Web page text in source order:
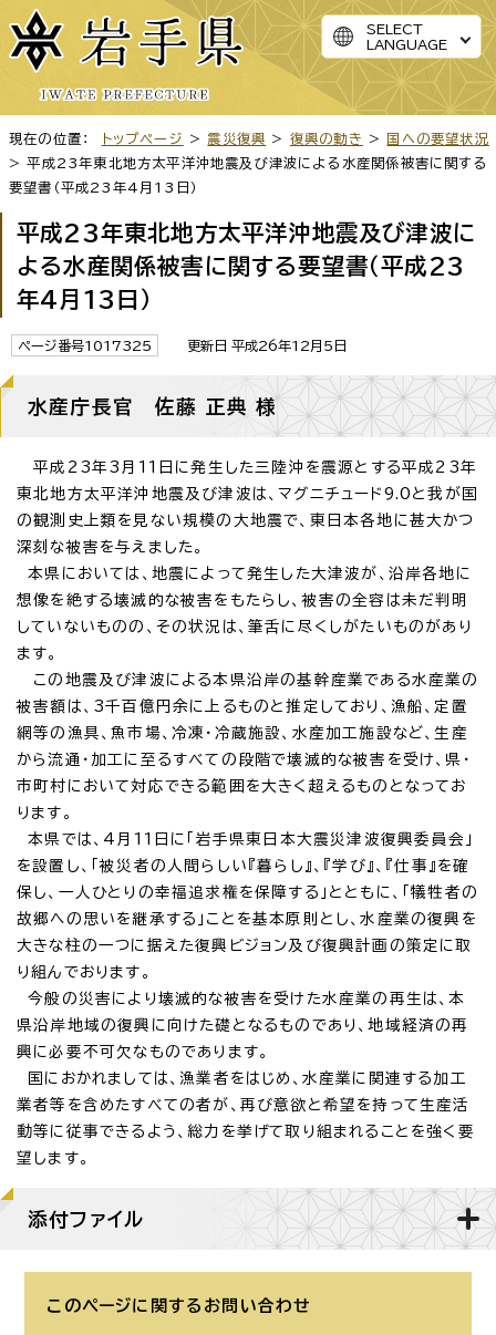
SELECT
LANGUAGE
現在の位置： トップページ > 震災復興 > 復興の動き >
国への要望状況
> 平成23年東北地方太平洋沖地震及び津波による水産関係被害に関する
要望書（平成23年4月13日）
平成23年東北地方太平洋沖地震及び津波に
よる水産関係被害に関する要望書（平成23
年4月13日）
ページ番号1017325 更新日 平成26年12月5日
水産庁長官 佐藤 正典 様
平成23年3月11日に発生した三陸沖を震源とする平成23年
東北地方太平洋沖地震及び津波は、マグニチュード9.0と我が国
の観測史上類を見ない規模の大地震で、東日本各地に甚大かつ
深刻な被害を与えました。
本県においては、地震によって発生した大津波が、沿岸各地に
想像を絶する壊滅的な被害をもたらし、被害の全容は未だ判明
していないものの、その状況は、筆舌に尽くしがたいものがあり
ます。
この地震及び津波による本県沿岸の基幹産業である水産業の
被害額は、3千百億円余に上るものと推定しており、漁船、定置
網等の漁具、魚市場、冷凍・冷蔵施設、水産加工施設など、生産
から流通・加工に至るすべての段階で壊滅的な被害を受け、県・
市町村において対応できる範囲を大きく超えるものとなってお
ります。
本県では、4月11日に「岩手県東日本大震災津波復興委員会」
を設置し、「被災者の人間らしい『暮らし』、『学び』、『仕事』を確
保し、一人ひとりの幸福追求権を保障する」とともに、「犠牲者の
故郷への思いを継承する」ことを基本原則とし、水産業の復興を
大きな柱の一つに据えた復興ビジョン及び復興計画の策定に取
り組んでおります。
今般の災害により壊滅的な被害を受けた水産業の再生は、本
県沿岸地域の復興に向けた礎となるものであり、地域経済の再
興に必要不可欠なものであります。
国におかれましては、漁業者をはじめ、水産業に関連する加工
業者等を含めたすべての者が、再び意欲と希望を持って生産活
動等に従事できるよう、総力を挙げて取り組まれることを強く要
望します。
添付ファイル
このページに関する お問い合わせ